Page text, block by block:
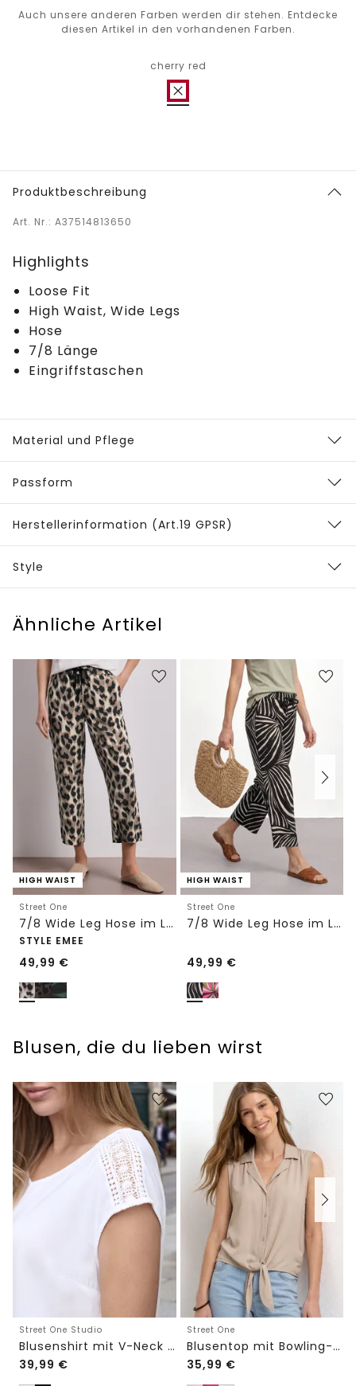
Auch unsere anderen Farben werden dir stehen. Entdecke
diesen Artikel in den vorhandenen Farben.
cherry red
Produktbeschreibung
Art. Nr.: A37514813650
Highlights
Loose Fit
High Waist, Wide Legs
Hose
7/8 Länge
Eingriffstaschen
Material und Pflege
Passform
Herstellerinformation (Art.19 GPSR)
Style
Ähnliche Artikel
HIGH WAIST
Street One
7/8 Wide Leg Hose im Loose Fit mit Print
STYLE EMEE
49,99 €
HIGH WAIST
Street One
7/8 Wide Leg Hose im Loose Fit
49,99 €
Blusen, die du lieben wirst
Street One Studio
Blusenshirt mit V-Neck und Spitze
39,99 €
Street One
Blusentop mit Bowling-Kragen und Knoten
35,99 €